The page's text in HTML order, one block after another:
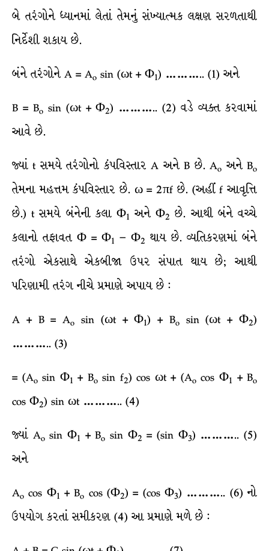
બે તરંગોને ધ્યાનમાં લેતાં તેમનું સંખ્યાત્મક લક્ષણ સરળતાથી
નિર્દેશી શકાય છે.
બંને તરંગોને A = Ao sin (ωt + Φ1) ……….. (1) અને
B = Bosin (ωt + Φ2) ……….. (2) વડે વ્યક્ત કરવામાં
આવે છે.
જ્યાં t સમયે તરંગોનો કંપવિસ્તાર A અને B છે. Ao અને Bo
તેમના મહત્તમ કંપવિસ્તાર છે. ω = 2πf છે. (અહીં f આવૃત્તિ
છે.) t સમયે બંનેની કલા Φ1 અને Φ2 છે. આથી બંને વચ્ચે
કલાનો તફાવત Φ = Φ1 − Φ2 થાય છે. વ્યતિકરણમાં બંને
તરંગો એકસાથે એકબીજા ઉપર સંપાત થાય છે; આથી
પરિણામી તરંગ નીચે પ્રમાણે અપાય છે :
A + B = Ao sin (ωt + Φ1) + Bosin (ωt + Φ2)
……….. (3)
= (Aosin Φ1 + Bosin f2) cos ωt + (Aocos Φ1 + Bo
cos Φ2) sin ωt ……….. (4)
જ્યાં Aosin Φ1 + Bo sin Φ2 = (sin Φ3) ……….. (5)
અને
Ao cos Φ1 + Bo cos (Φ2) = (cos Φ3) ……….. (6) નો
ઉપયોગ કરતાં સમીકરણ (4) આ પ્રમાણે મળે છે :